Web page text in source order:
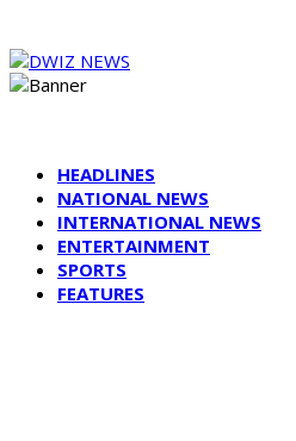
HEADLINES
NATIONAL NEWS
INTERNATIONAL NEWS
ENTERTAINMENT
SPORTS
FEATURES